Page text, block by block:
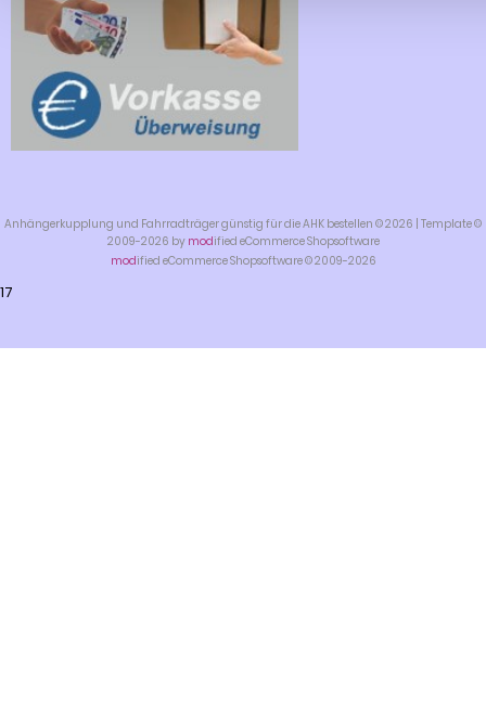
Anhängerkupplung und Fahrradträger günstig für die AHK bestellen © 2026 | Template ©
2009-2026 by modified eCommerce Shopsoftware
modified eCommerce Shopsoftware © 2009-2026
17